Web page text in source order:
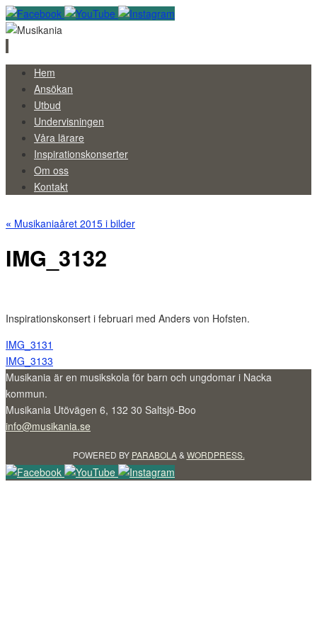
Skip
content
Hem
Ansökan
Utbud
Undervisningen
Våra lärare
Inspirationskonserter
Om oss
Kontakt
« Musikaniaåret 2015 i bilder
IMG_3132
Inspirationskonsert i februari med Anders von Hofsten.
IMG_3131
IMG_3133
Musikania är en musikskola för barn och ungdomar i Nacka
kommun.
Musikania Utövägen 6, 132 30 Saltsjö-Boo
info@musikania.se
POWERED BY PARABOLA& WORDPRESS.